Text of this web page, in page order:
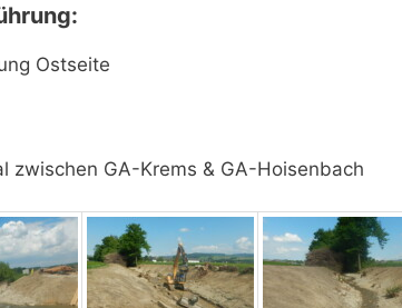
Ostseite
zwischen GA-Krems & GA-Hoisenbach